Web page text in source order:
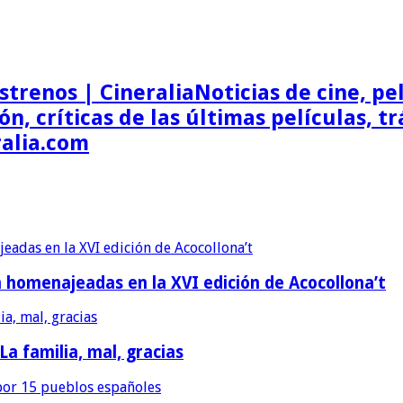
Noticias de cine,
críticas de las últimas películas,
homenajeadas en la XVI edición de Acocollona’t
familia, mal, gracias